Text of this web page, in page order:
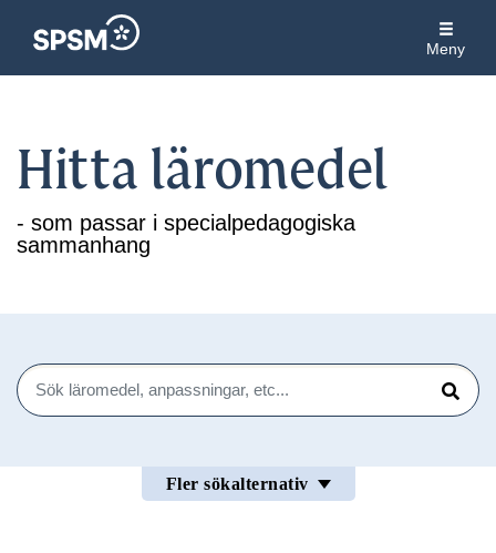
Meny
Hitta läromedel
- som passar i specialpedagogiska
sammanhang
Sök
Sök
Fler sökalternativ